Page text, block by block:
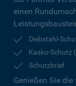
einen
Diebstahl-
Kasko-Schutz
Schutzbrief
Genießen Sie